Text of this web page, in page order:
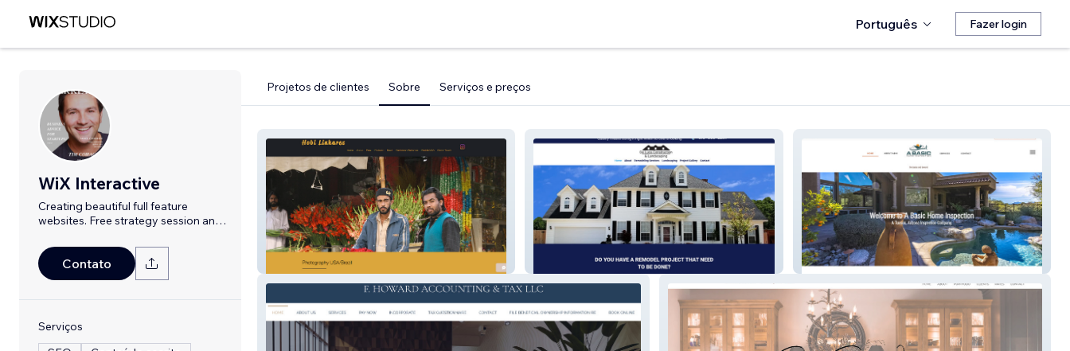
Português Fazer login
WiX Interactive
Creating beautiful full feature
websites. Free strategy session and
Contato
Serviços
Projetos de clientes Sobre Serviços e preços
Photography Construction Home Inspection